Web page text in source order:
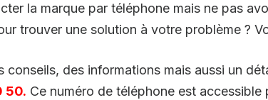
la marque par téléphone mais ne pas
trouver une solution à votre problème ?
conseils, des informations mais aussi un
50. Ce numéro de téléphone est accessible